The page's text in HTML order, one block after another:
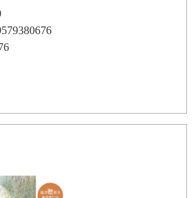
釣魚的人，安靜的望著前方墨綠
來到現在被稱為「彩虹屋」的地
我皺起眉頭。後來上網搜尋，找
現「彩虹屋」以前其實是水藍與
除了覺得可惜外，也開始用自己
豔抹的建築。幾乎每天，在彩虹
特地來此拍照的遊客，甚至拍婚
重要的存在。